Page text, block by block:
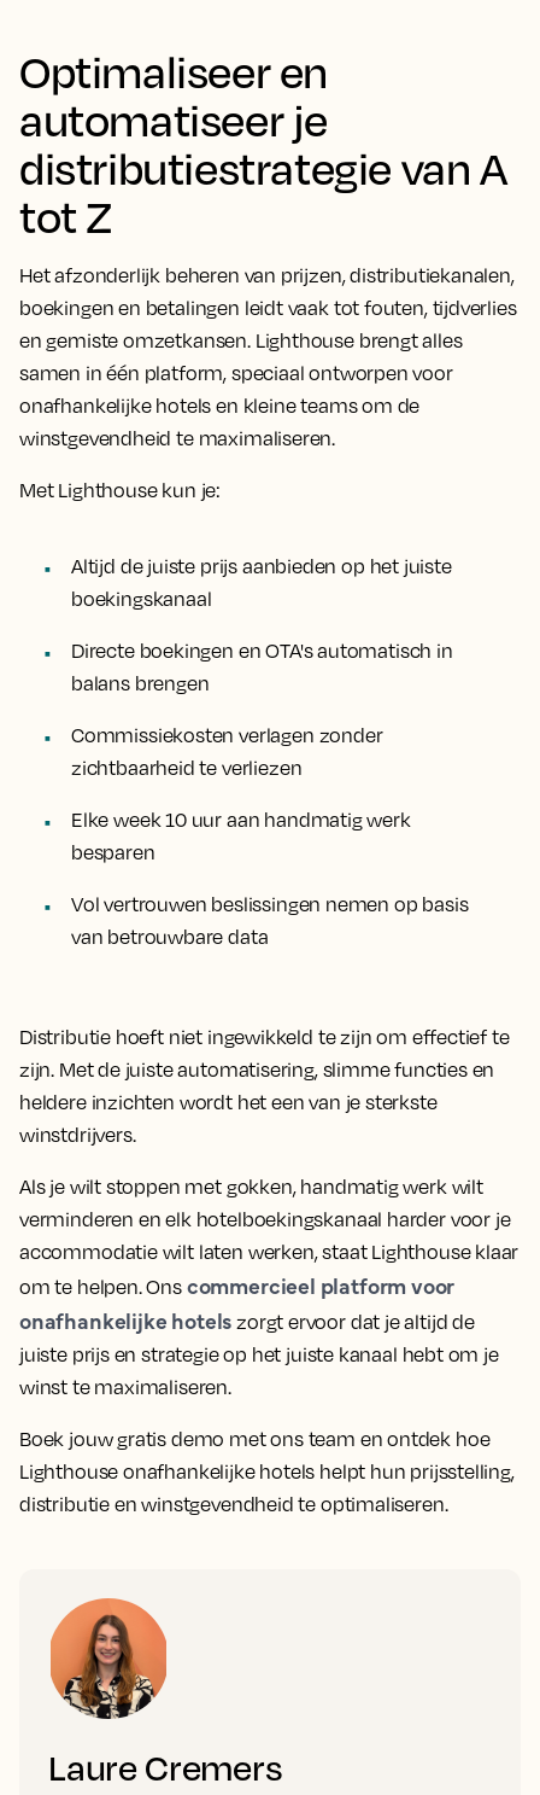
Optimaliseer en
automatiseer je
distributiestrategie van A
tot Z
Het afzonderlijk beheren van prijzen, distributiekanalen,
boekingen en betalingen leidt vaak tot fouten, tijdverlies
en gemiste omzetkansen. Lighthouse brengt alles
samen in één platform, speciaal ontworpen voor
onafhankelijke hotels en kleine teams om de
winstgevendheid te maximaliseren.
Met Lighthouse kun je:
Altijd de juiste prijs aanbieden op het juiste
boekingskanaal
Directe boekingen en OTA's automatisch in
balans brengen
Commissiekosten verlagen zonder
zichtbaarheid te verliezen
Elke week 10 uur aan handmatig werk
besparen
Vol vertrouwen beslissingen nemen op basis
van betrouwbare data
Distributie hoeft niet ingewikkeld te zijn om effectief te
zijn. Met de juiste automatisering, slimme functies en
heldere inzichten wordt het een van je sterkste
winstdrijvers.
Als je wilt stoppen met gokken, handmatig werk wilt
verminderen en elk hotelboekingskanaal harder voor je
accommodatie wilt laten werken, staat Lighthouse klaar
om te helpen. Ons commercieel platform voor
onafhankelijke hotels zorgt ervoor dat je altijd de
juiste prijs en strategie op het juiste kanaal hebt om je
winst te maximaliseren.
Boek jouw gratis demo met ons team en ontdek hoe
Lighthouse onafhankelijke hotels helpt hun prijsstelling,
distributie en winstgevendheid te optimaliseren.
Laure Cremers